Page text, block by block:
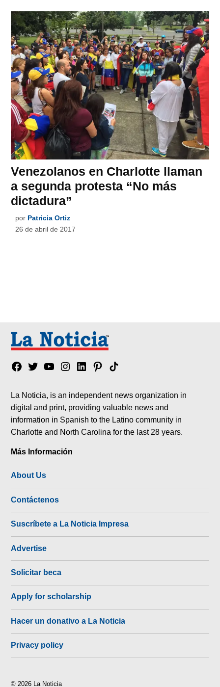
Venezolanos en Charlotte llaman
a segunda protesta “No más
dictadura”
por Patricia Ortiz
26 de abril de 2017
Facebook
TwitterYouTubeInstagram
LinkedinPinterest
Tik
La Noticia, is an independent news organization in
digital and print, providing valuable news and
information in Spanish to the Latino community in
Charlotte and North Carolina for the last 28 years.
Más Información
About Us
Contáctenos
Suscríbete a La Noticia Impresa
Advertise
Solicitar beca
Apply for scholarship
Hacer un donativo a La Noticia
Privacy policy
© 2026 La Noticia